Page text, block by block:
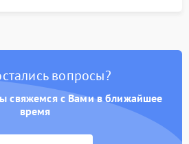
вопросы?
свяжемся с Вами в ближайшее
время